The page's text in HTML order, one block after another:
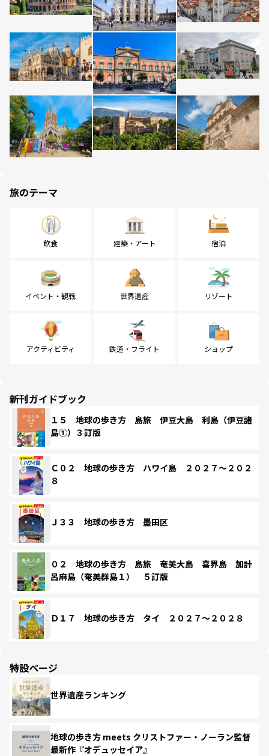
旅のテーマ
飲食 建築・アート 宿泊
イベント・観戦 世界遺産 リゾート
アクティビティ 鉄道・フライト ショップ
新刊ガイドブック
１５ 地球の歩き方 島旅 伊豆大島 利島（伊豆諸
島①）３訂版
Ｃ０２ 地球の歩き方 ハワイ島 ２０２７～２０２
８
Ｊ３３ 地球の歩き方 墨田区
０２ 地球の歩き方 島旅 奄美大島 喜界島 加計
呂麻島（奄美群島１） ５訂版
Ｄ１７ 地球の歩き方 タイ ２０２７～２０２８
特設ページ
世界遺産ランキング
地球の歩き方 meets クリストファー・ノーラン監督
最新作『オデュッセイア』